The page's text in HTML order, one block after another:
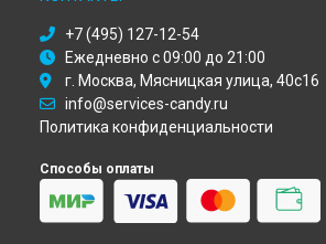
Ремонт холодильника CKBBS 100 Candy в
+7 (495) 127-12-54
Ежедневно с 09:00 до 21:00
г. Москва, Мясницкая улица, 40с16
info@services-candy.ru
Политика конфиденциальности
Способы оплаты